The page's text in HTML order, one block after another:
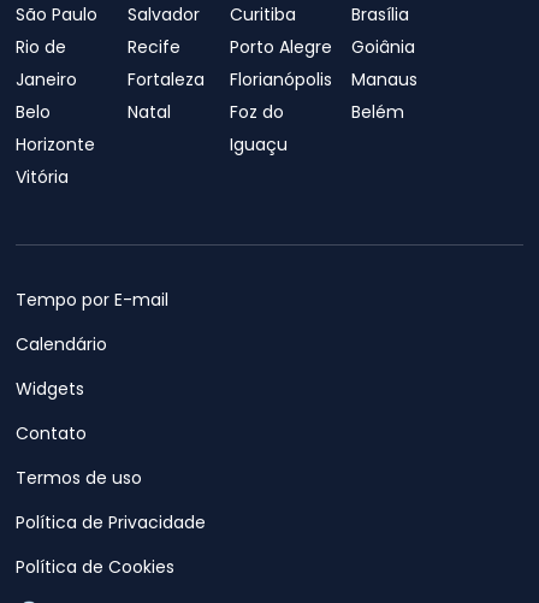
São Paulo
Rio de
Janeiro
Belo
Horizonte
Vitória
Salvador
Recife
Fortaleza
Natal
Curitiba
Porto Alegre
Florianópolis
Foz do
Iguaçu
Brasília
Goiânia
Manaus
Belém
Tempo por E-mail
Calendário
Widgets
Contato
Termos de uso
Política de Privacidade
Política de Cookies